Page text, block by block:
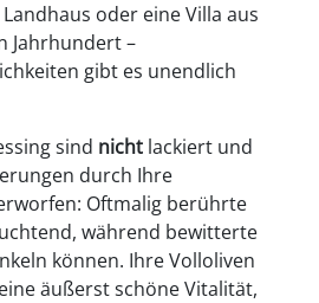
oder eine Villa aus
Jahrhundert –
gibt es unendlich
sind nicht lackiert und
durch Ihre
Oftmalig berührte
während bewitterte
können. Ihre Volloliven
äußerst schöne Vitalität,